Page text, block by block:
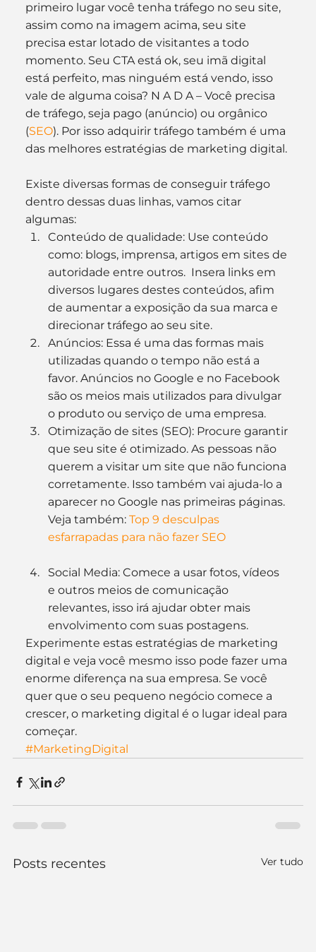
primeiro lugar você tenha tráfego no seu site,
assim como na imagem acima, seu site
precisa estar lotado de visitantes a todo
momento. Seu CTA está ok, seu imã digital
está perfeito, mas ninguém está vendo, isso
vale de alguma coisa? N A D A – Você precisa
de tráfego, seja pago (anúncio) ou orgânico
(SEO). Por isso adquirir tráfego também é uma
das melhores estratégias de marketing digital.
Existe diversas formas de conseguir tráfego
dentro dessas duas linhas, vamos citar
algumas:
Conteúdo de qualidade: Use conteúdo
como: blogs, imprensa, artigos em sites de
autoridade entre outros.  Insera links em
diversos lugares destes conteúdos, afim
de aumentar a exposição da sua marca e
direcionar tráfego ao seu site.
Anúncios: Essa é uma das formas mais
utilizadas quando o tempo não está a
favor. Anúncios no Google e no Facebook
são os meios mais utilizados para divulgar
o produto ou serviço de uma empresa.
Otimização de sites (SEO): Procure garantir
que seu site é otimizado. As pessoas não
querem a visitar um site que não funciona
corretamente. Isso também vai ajuda-lo a
aparecer no Google nas primeiras páginas.
Veja também: Top 9 desculpas
esfarrapadas para não fazer SEO
Social Media: Comece a usar fotos, vídeos
e outros meios de comunicação
relevantes, isso irá ajudar obter mais
envolvimento com suas postagens.
Experimente estas estratégias de marketing
digital e veja você mesmo isso pode fazer uma
enorme diferença na sua empresa. Se você
quer que o seu pequeno negócio comece a
crescer, o marketing digital é o lugar ideal para
começar.
#MarketingDigital
Posts recentes Ver tudo